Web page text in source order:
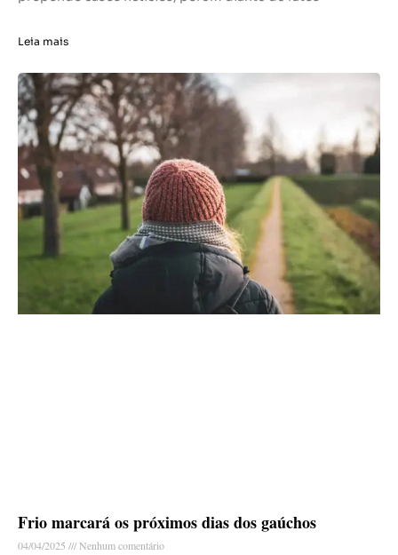
Leia mais
Frio marcará os próximos dias dos gaúchos
04/04/2025 Nenhum comentário